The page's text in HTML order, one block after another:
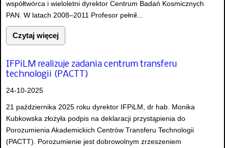
współtwórca i wieloletni dyrektor Centrum Badań Kosmicznych
PAN. W latach 2008–2011 Profesor pełnił...
Czytaj więcej
IFPiLM realizuje zadania centrum transferu
technologii (PACTT)
24-10-2025
21 października 2025 roku dyrektor IFPiLM, dr hab. Monika
Kubkowska złożyła podpis na deklaracji przystąpienia do
Porozumienia Akademickich Centrów Transferu Technologii
(PACTT). Porozumienie jest dobrowolnym zrzeszeniem